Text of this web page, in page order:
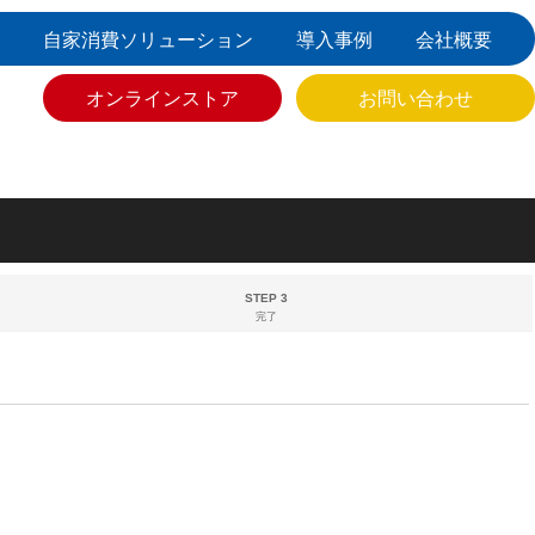
自家消費ソリューション 導入事例 会社概要
オンラインストア お問い合わせ
STEP 3
完了